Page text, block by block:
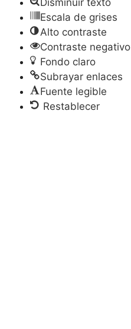
Disminuir texto
Escala de grises
Alto contraste
Contraste negativo
Fondo claro
Subrayar enlaces
Fuente legible
Restablecer